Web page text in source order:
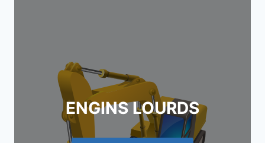
ENGINS LOURDS